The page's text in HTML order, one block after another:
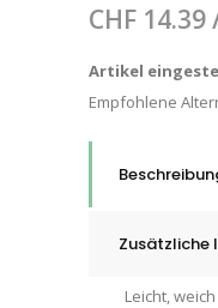
CHF 14.39
Artikel
Empfohlene
Leicht,